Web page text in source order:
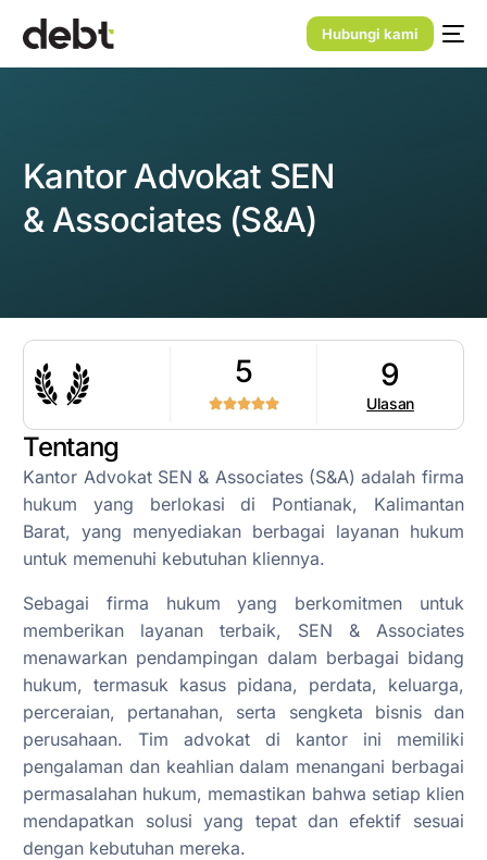
Hubungi kami
Kantor Advokat SEN
& Associates (S&A)
5 9
Ulasan
Tentang
Kantor Advokat SEN & Associates (S&A) adalah firma
hukum yang berlokasi di Pontianak, Kalimantan
Barat, yang menyediakan berbagai layanan hukum
untuk memenuhi kebutuhan kliennya.
Sebagai firma hukum yang berkomitmen untuk
memberikan layanan terbaik, SEN & Associates
menawarkan pendampingan dalam berbagai bidang
hukum, termasuk kasus pidana, perdata, keluarga,
perceraian, pertanahan, serta sengketa bisnis dan
perusahaan. Tim advokat di kantor ini memiliki
pengalaman dan keahlian dalam menangani berbagai
permasalahan hukum, memastikan bahwa setiap klien
mendapatkan solusi yang tepat dan efektif sesuai
dengan kebutuhan mereka.